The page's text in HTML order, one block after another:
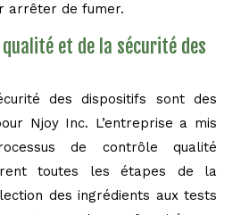
arrêter de fumer.
qualité et de la sécurité des
des dispositifs sont des
Njoy Inc. L’entreprise a mis
de contrôle qualité
toutes les étapes de la
des ingrédients aux tests